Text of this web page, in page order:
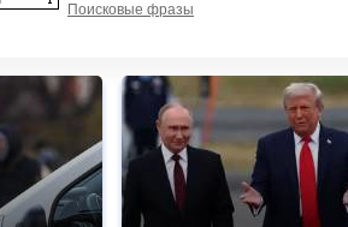
Поисковые фразы